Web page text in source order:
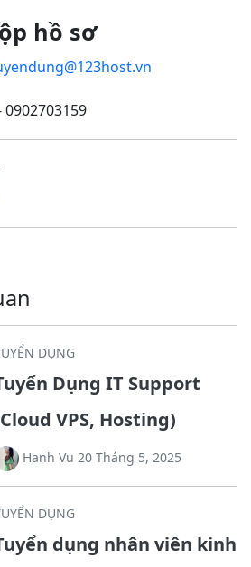
hồ sơ
0902703159
DỤNG
Dụng IT Support
VPS, Hosting)
Hanh Vu 20 Tháng 5, 2025
DỤNG
dụng nhân viên kinh